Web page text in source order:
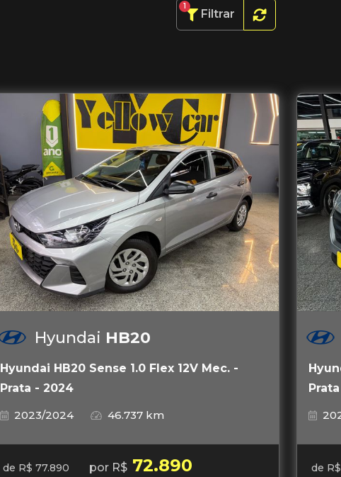
Filtrar
1
Hyundai HB20
Hyundai HB20 Sense 1.0 Flex 12V Mec. -
Prata - 2024
2023/2024
46.737 km
de R$ 77.890 por R$ 72.890 de